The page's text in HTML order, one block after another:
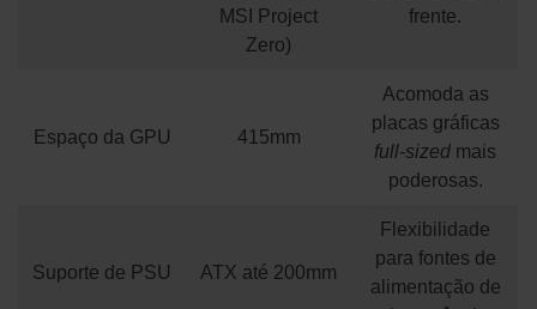
MSI Project
Zero)
frente.
Espaço da GPU 415mm
Acomoda as
placas gráficas
full-sized mais
poderosas.
Suporte de PSU ATX até 200mm
Flexibilidade
para fontes de
alimentação de